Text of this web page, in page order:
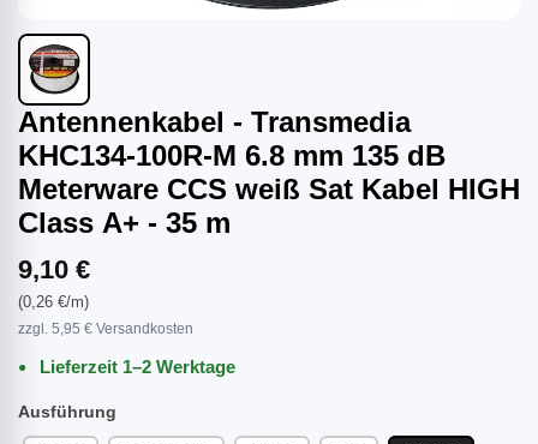
Antennenkabel - Transmedia
KHC134-100R-M 6.8 mm 135 dB
Meterware CCS weiß Sat Kabel HIGH
Class A+ - 35 m
9,10 €
(0,26 €/m)
zzgl. 5,95 € Versandkosten
Lieferzeit 1–2 Werktage
Ausführung